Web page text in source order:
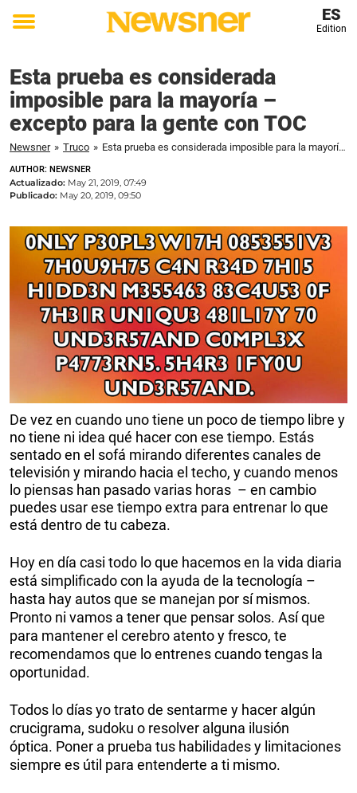
Toggle
ES
Edition
Esta prueba es considerada
imposible para la mayoría –
excepto para la gente con TOC
Newsner » Truco » Esta prueba es considerada imposible para la mayoría – excepto para la gente con TOC
AUTHOR: NEWSNER
Actualizado: May 21, 2019, 07:49
Publicado: May 20, 2019, 09:50
De vez en cuando uno tiene un poco de tiempo libre y
no tiene ni idea qué hacer con ese tiempo. Estás
sentado en el sofá mirando diferentes canales de
televisión y mirando hacia el techo, y cuando menos
lo piensas han pasado varias horas – en cambio
puedes usar ese tiempo extra para entrenar lo que
está dentro de tu cabeza.
Hoy en día casi todo lo que hacemos en la vida diaria
está simplificado con la ayuda de la tecnología –
hasta hay autos que se manejan por sí mismos.
Pronto ni vamos a tener que pensar solos. Así que
para mantener el cerebro atento y fresco, te
recomendamos que lo entrenes cuando tengas la
oportunidad.
Todos lo días yo trato de sentarme y hacer algún
crucigrama, sudoku o resolver alguna ilusión
óptica. Poner a prueba tus habilidades y limitaciones
siempre es útil para entenderte a ti mismo.